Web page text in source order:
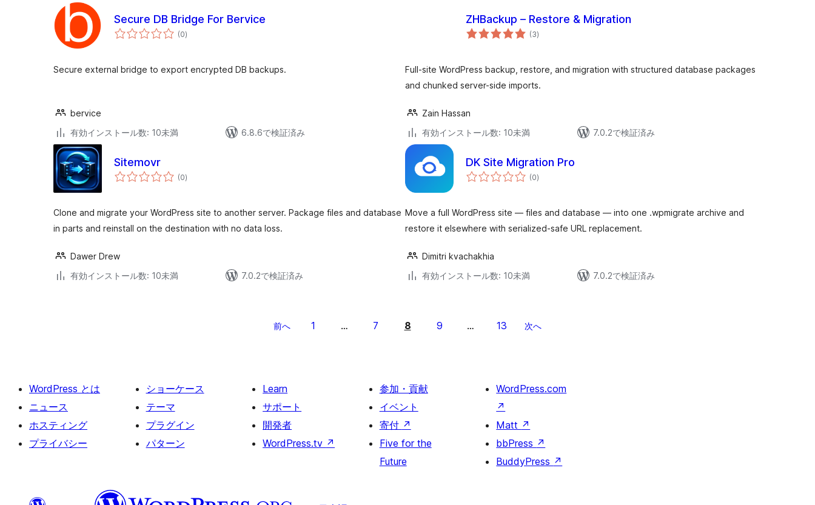
Secure DB Bridge For Bervice
(0個
の)
Secure external bridge to export encrypted DB backups.
bervice
有効インストール数: 10未満
6.8.6で検証済み
ZHBackup – Restore & Migration
(3個
の)
Full-site WordPress backup, restore, and migration with structured database packages
and chunked server-side imports.
Zain Hassan
有効インストール数: 10未満
7.0.2で検証済み
Sitemovr
(0個
の)
Clone and migrate your WordPress site to another server. Package files and database
in parts and reinstall on the destination with no data loss.
Dawer Drew
有効インストール数: 10未満
7.0.2で検証済み
DK Site Migration Pro
(0個
の)
Move a full WordPress site — files and database — into one .wpmigrate archive and
restore it elsewhere with serialized-safe URL replacement.
Dimitri kvachakhia
有効インストール数: 10未満
7.0.2で検証済み
ジ
送
り
前へ 1 … 7 8 9 … 13 次へ
WordPress とは
ニュース
ホスティング
プライバシー
ショーケース
テーマ
プラグイン
パターン
Learn
サポート
開発者
WordPress.tv ↗
参加・貢献
イベント
寄付 ↗
Five for the
Future
WordPress.com
↗
Matt ↗
bbPress ↗
BuddyPress ↗